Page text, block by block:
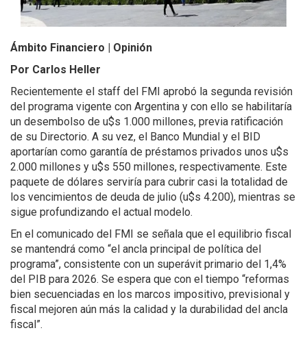
Ámbito Financiero | Opinión
Por Carlos Heller
Recientemente el staff del FMI aprobó la segunda revisión
del programa vigente con Argentina y con ello se habilitaría
un desembolso de u$s 1.000 millones, previa ratificación
de su Directorio. A su vez, el Banco Mundial y el BID
aportarían como garantía de préstamos privados unos u$s
2.000 millones y u$s 550 millones, respectivamente. Este
paquete de dólares serviría para cubrir casi la totalidad de
los vencimientos de deuda de julio (u$s 4.200), mientras se
sigue profundizando el actual modelo.
En el comunicado del FMI se señala que el equilibrio fiscal
se mantendrá como “el ancla principal de política del
programa”, consistente con un superávit primario del 1,4%
del PIB para 2026. Se espera que con el tiempo “reformas
bien secuenciadas en los marcos impositivo, previsional y
fiscal mejoren aún más la calidad y la durabilidad del ancla
fiscal”.